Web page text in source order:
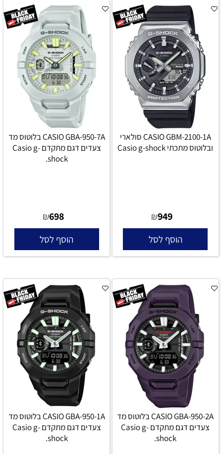
CASIO GBM-2100-1A סולארי
ובלוטוס מתכתי Casio g-shock
₪949
הוסף לסל
CASIO GBA-950-7A בלוטוס מד
צעדים דגם מתקדם Casio g-
shock.
₪698
הוסף לסל
CASIO GBA-950-2A בלוטוס מד
צעדים דגם מתקדם Casio g-
shock.
CASIO GBA-950-1A בלוטוס מד
צעדים דגם מתקדם Casio g-
shock.